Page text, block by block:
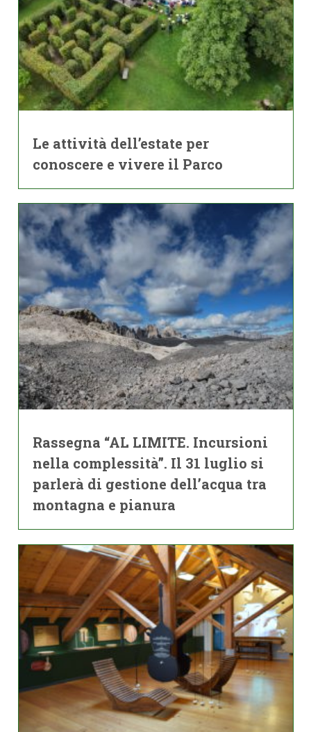
Le attività dell’estate per
conoscere e vivere il Parco
Rassegna “AL LIMITE. Incursioni
nella complessità”. Il 31 luglio si
parlerà di gestione dell’acqua tra
montagna e pianura